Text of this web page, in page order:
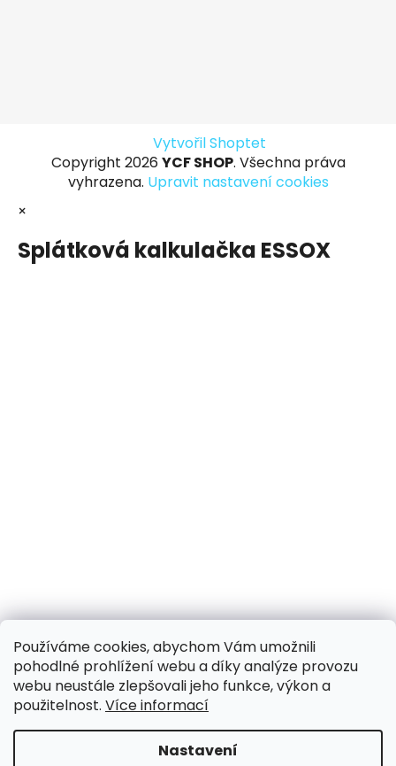
Používáme cookies, abychom Vám umožnili
pohodlné prohlížení webu a díky analýze provozu
webu neustále zlepšovali jeho funkce, výkon a
použitelnost. Více informací
Nastavení
Vytvořil Shoptet
Copyright 2026 YCF SHOP. Všechna práva
vyhrazena. Upravit nastavení cookies
×
Splátková kalkulačka ESSOX